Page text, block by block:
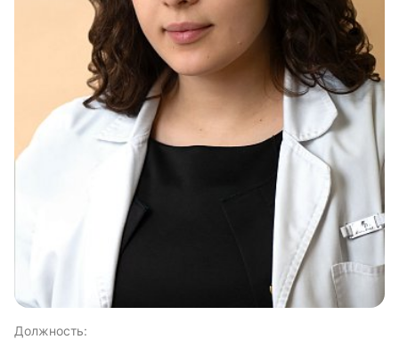
Должность: